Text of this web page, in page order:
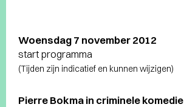
Woensdag 7 november 2012
start programma
(Tijden zijn indicatief en kunnen wijzigen)
Pierre Bokma in criminele komedie